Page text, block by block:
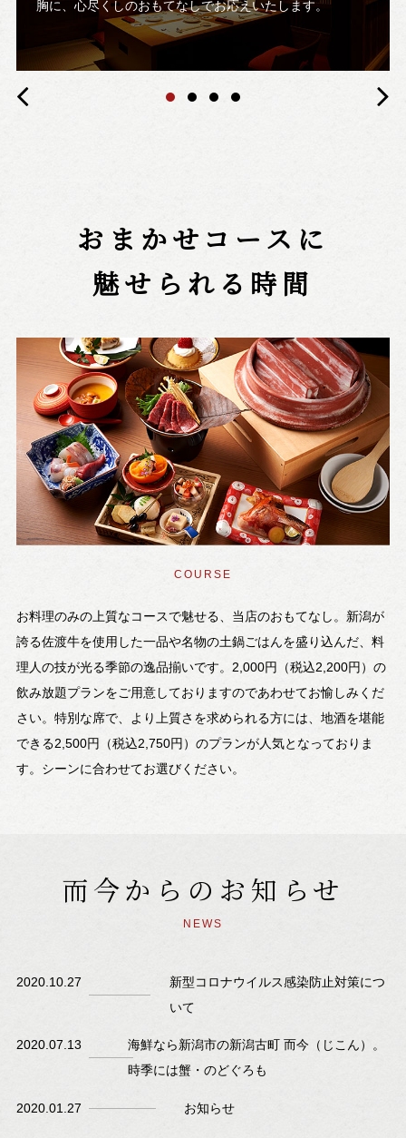
胸に、心尽くしのおもてなしでお応えいたします。
おまかせコースに
魅せられる時間
COURSE
お料理のみの上質なコースで魅せる、当店のおもてなし。新潟が
誇る佐渡牛を使用した一品や名物の土鍋ごはんを盛り込んだ、料
理人の技が光る季節の逸品揃いです。2,000円（税込2,200円）の
飲み放題プランをご用意しておりますのであわせてお愉しみくだ
さい。特別な席で、より上質さを求められる方には、地酒を堪能
できる2,500円（税込2,750円）のプランが人気となっておりま
す。シーンに合わせてお選びください。
而今からのお知らせ
NEWS
2020.10.27
新型コロナウイルス感染防止対策につ
いて
2020.07.13
海鮮なら新潟市の新潟古町 而今（じこん）。
時季には蟹・のどぐろも
2020.01.27 お知らせ